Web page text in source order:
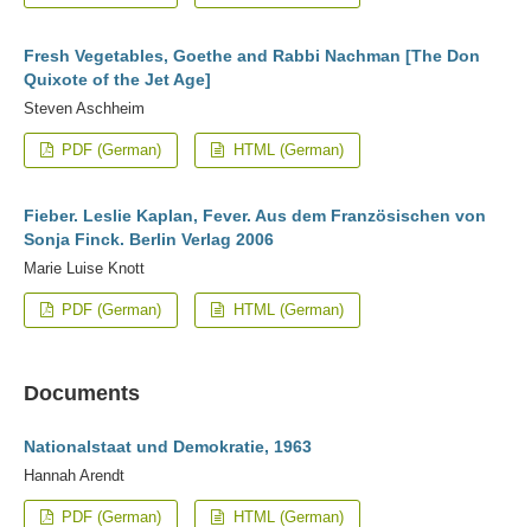
Fresh Vegetables, Goethe and Rabbi Nachman [The Don
Quixote of the Jet Age]
Steven Aschheim
PDF (German) HTML (German)
Fieber. Leslie Kaplan, Fever. Aus dem Französischen von
Sonja Finck. Berlin Verlag 2006
Marie Luise Knott
PDF (German) HTML (German)
Documents
Nationalstaat und Demokratie, 1963
Hannah Arendt
PDF (German) HTML (German)